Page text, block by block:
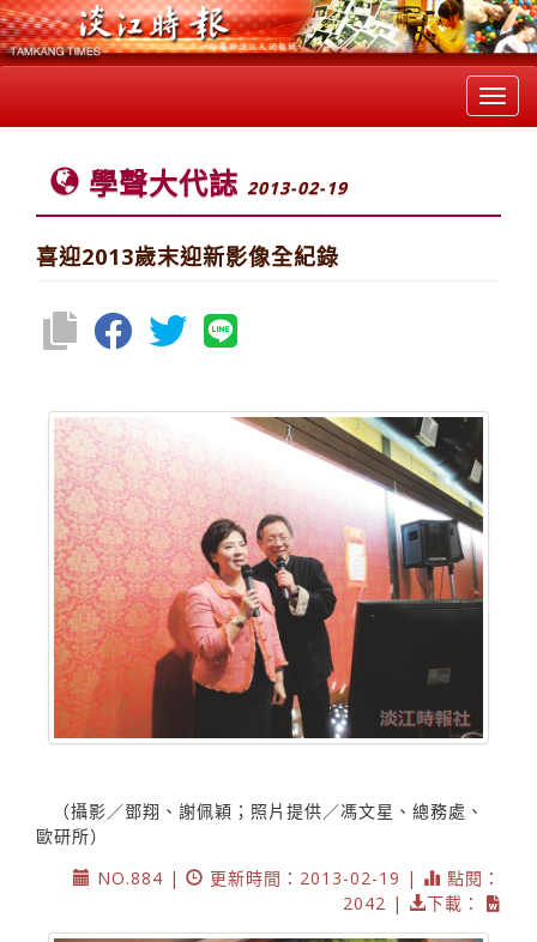
學聲大代誌 2013-02-19
喜迎2013歲末迎新影像全紀錄
（攝影／鄧翔、謝佩穎；照片提供／馮文星、總務處、
歐研所）
NO.884 |
更新時間：2013-02-19 |
點閱：
2042 |
下載：